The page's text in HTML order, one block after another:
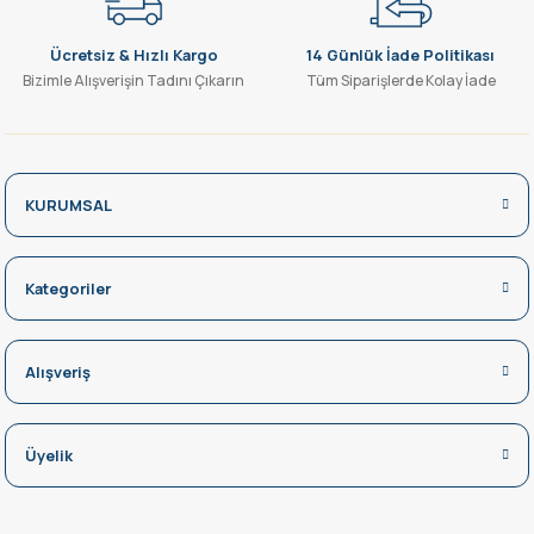
Ücretsiz & Hızlı Kargo
Bizimle Alışverişin Tadını Çıkarın
14 Günlük İade Politikası
Tüm Siparişlerde Kolay İade
KURUMSAL
Kategoriler
Alışveriş
Üyelik